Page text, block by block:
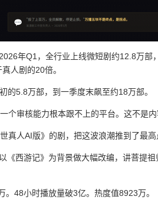
年Q1，全行业上线微短剧约12.8万
人剧的20倍。
的5.8万部，到一季度末飙至约18万部。
个审核能力根本跟不上的平台。这不是内
真人AI版》的剧，把这波浪潮推到了最高
《西游记》为背景做大幅改编，讲菩提
。48小时播放量破3亿。热度值8923万。